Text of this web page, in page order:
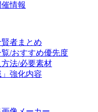
情報
者まとめ
/おすすめ優先度
法/必要素材
」強化内容